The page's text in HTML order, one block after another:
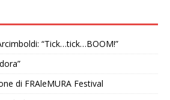
“Tick…tick…BOOM!”
di FRAleMURA Festival